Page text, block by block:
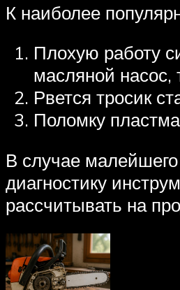
К наиболее
Плохую работу
масляной насос,
Рвется тросик
Поломку
В случае
диагностику
рассчитывать на